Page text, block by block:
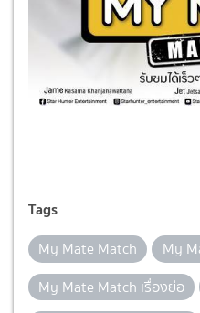
Tags
My Mate Match
My
My Mate Match เรื่องย่อ